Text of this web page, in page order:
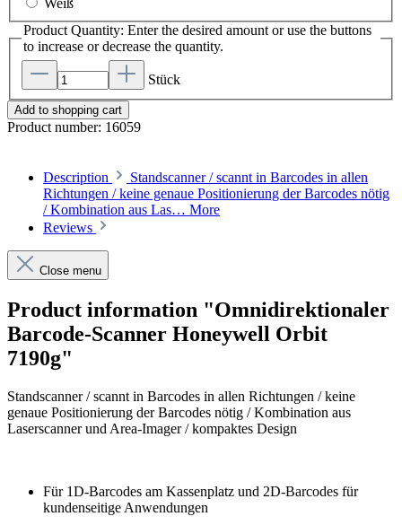
Weiß
Product Quantity: Enter the desired amount or use the buttons
to increase or decrease the quantity.
Stück
Add to shopping cart
Product number: 16059
Description
Standscanner / scannt in Barcodes in allen
Richtungen / keine genaue Positionierung der Barcodes nötig
/ Kombination aus Las… More
Reviews
Close menu
Product information "Omnidirektionaler
Barcode-Scanner Honeywell Orbit
7190g"
Standscanner / scannt in Barcodes in allen Richtungen / keine
genaue Positionierung der Barcodes nötig / Kombination aus
Laserscanner und Area-Imager / kompaktes Design
Für 1D-Barcodes am Kassenplatz und 2D-Barcodes für
kundenseitige Anwendungen